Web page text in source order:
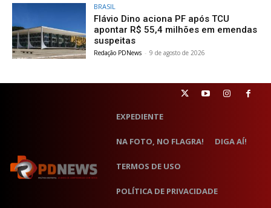
BRASIL
Flávio Dino aciona PF após TCU
apontar R$ 55,4 milhões em emendas
suspeitas
Redação PDNews - 9 de agosto de 2026
EXPEDIENTE
NA FOTO, NO FLAGRA! DIGA AÍ!
TERMOS DE USO
POLÍTICA DE PRIVACIDADE